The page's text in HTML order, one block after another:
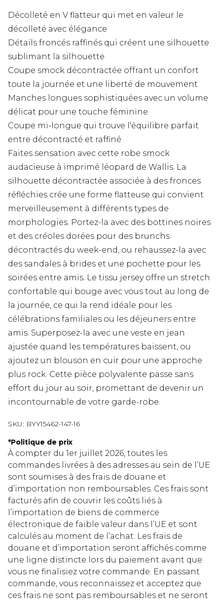
Décolleté en V flatteur qui met en valeur le
décolleté avec élégance
Détails froncés raffinés qui créent une silhouette
sublimant la silhouette
Coupe smock décontractée offrant un confort
toute la journée et une liberté de mouvement
Manches longues sophistiquées avec un volume
délicat pour une touche féminine
Coupe mi-longue qui trouve l'équilibre parfait
entre décontracté et raffiné
Faites sensation avec cette robe smock
audacieuse à imprimé léopard de Wallis. La
silhouette décontractée associée à des fronces
réfléchies crée une forme flatteuse qui convient
merveilleusement à différents types de
morphologies. Portez-la avec des bottines noires
et des créoles dorées pour des brunchs
décontractés du week-end, ou rehaussez-la avec
des sandales à brides et une pochette pour les
soirées entre amis. Le tissu jersey offre un stretch
confortable qui bouge avec vous tout au long de
la journée, ce qui la rend idéale pour les
célébrations familiales ou les déjeuners entre
amis. Superposez-la avec une veste en jean
ajustée quand les températures baissent, ou
ajoutez un blouson en cuir pour une approche
plus rock. Cette pièce polyvalente passe sans
effort du jour au soir, promettant de devenir un
incontournable de votre garde-robe.
SKU: BYY15462-147-16
*Politique de prix
À compter du 1er juillet 2026, toutes les
commandes livrées à des adresses au sein de l’UE
sont soumises à des frais de douane et
d’importation non remboursables. Ces frais sont
facturés afin de couvrir les coûts liés à
l’importation de biens de commerce
électronique de faible valeur dans l’UE et sont
calculés au moment de l’achat. Les frais de
douane et d’importation seront affichés comme
une ligne distincte lors du paiement avant que
vous ne finalisiez votre commande. En passant
commande, vous reconnaissez et acceptez que
ces frais ne sont pas remboursables et ne seront